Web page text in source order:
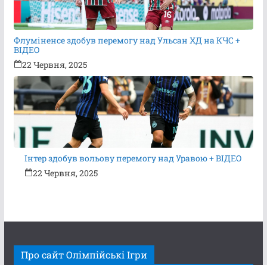
Флуміненсе здобув перемогу над Ульсан ХД на КЧС +
ВІДЕО
22 Червня, 2025
Інтер здобув вольову перемогу над Уравою + ВІДЕО
22 Червня, 2025
Про сайт Олімпійські Ігри